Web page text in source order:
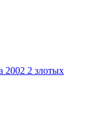
2002 2 злотых